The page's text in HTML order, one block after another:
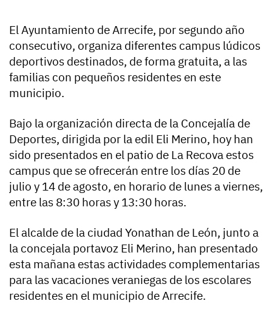
El Ayuntamiento de Arrecife, por segundo año
consecutivo, organiza diferentes campus lúdicos
deportivos destinados, de forma gratuita, a las
familias con pequeños residentes en este
municipio.
Bajo la organización directa de la Concejalía de
Deportes, dirigida por la edil Eli Merino, hoy han
sido presentados en el patio de La Recova estos
campus que se ofrecerán entre los días 20 de
julio y 14 de agosto, en horario de lunes a viernes,
entre las 8:30 horas y 13:30 horas.
El alcalde de la ciudad Yonathan de León, junto a
la concejala portavoz Eli Merino, han presentado
esta mañana estas actividades complementarias
para las vacaciones veraniegas de los escolares
residentes en el municipio de Arrecife.